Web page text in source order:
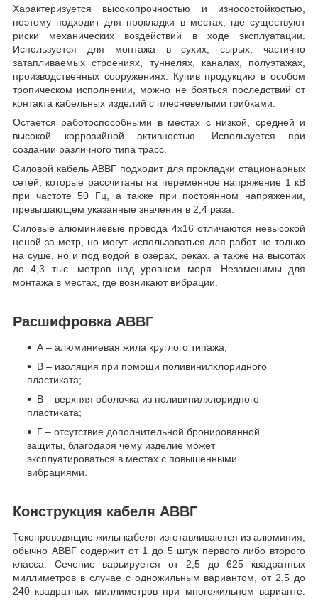
Характеризуется высокопрочностью и износостойкостью,
поэтому подходит для прокладки в местах, где существуют
риски механических воздействий в ходе эксплуатации.
Используется для монтажа в сухих, сырых, частично
затапливаемых строениях, туннелях, каналах, полуэтажах,
производственных сооружениях. Купив продукцию в особом
тропическом исполнении, можно не бояться последствий от
контакта кабельных изделий с плесневелыми грибками.
Остается работоспособными в местах с низкой, средней и
высокой коррозийной активностью. Используется при
создании различного типа трасс.
Силовой кабель АВВГ подходит для прокладки стационарных
сетей, которые рассчитаны на переменное напряжение 1 кВ
при частоте 50 Гц, а также при постоянном напряжении,
превышающем указанные значения в 2,4 раза.
Силовые алюминиевые провода 4х16 отличаются невысокой
ценой за метр, но могут использоваться для работ не только
на суше, но и под водой в озерах, реках, а также на высотах
до 4,3 тыс. метров над уровнем моря. Незаменимы для
монтажа в местах, где возникают вибрации.
Расшифровка АВВГ
А – алюминиевая жила круглого типажа;
В – изоляция при помощи поливинилхлоридного
пластиката;
В – верхняя оболочка из поливинилхлоридного
пластиката;
Г – отсутствие дополнительной бронированной
защиты, благодаря чему изделие может
эксплуатироваться в местах с повышенными
вибрациями.
Конструкция кабеля АВВГ
Токопроводящие жилы кабеля изготавливаются из алюминия,
обычно АВВГ содержит от 1 до 5 штук первого либо второго
класса. Сечение варьируется от 2,5 до 625 квадратных
миллиметров в случае с одножильным вариантом, от 2,5 до
240 квадратных миллиметров при многожильном варианте.